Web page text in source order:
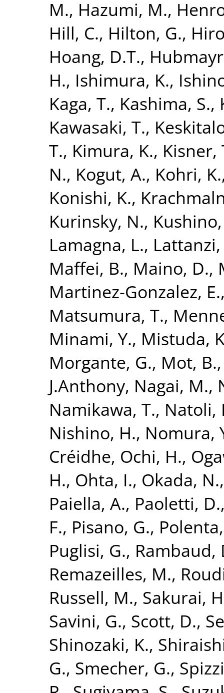
M., Hazumi, M.,
Hill, C., Hilton, G.,
Hoang, D.T.,
H., Ishimura, K.,
Kaga, T., Kashima, S.,
Kawasaki, T.,
T., Kimura, K., Kisner,
N., Kogut, A., Kohri, K.
Konishi, K.,
Kurinsky, N.,
Lamagna, L.,
Maffei, B., Maino, D.,
Martinez-Gonzalez, E.
Matsumura, T.,
Minami, Y., Mistuda,
Morgante, G., Mot, B.
J.Anthony, Nagai, M.,
Namikawa, T., Natoli,
Nishino, H., Nomura,
Créidhe, Ochi, H.,
H., Ohta, I., Okada, N.
Paiella, A., Paoletti, D.
F., Pisano, G.,
Puglisi, G., Rambaud,
Remazeilles, M.,
Russell, M., Sakurai,
Savini, G., Scott, D.,
Shinozaki, K.,
G., Smecher, G.,